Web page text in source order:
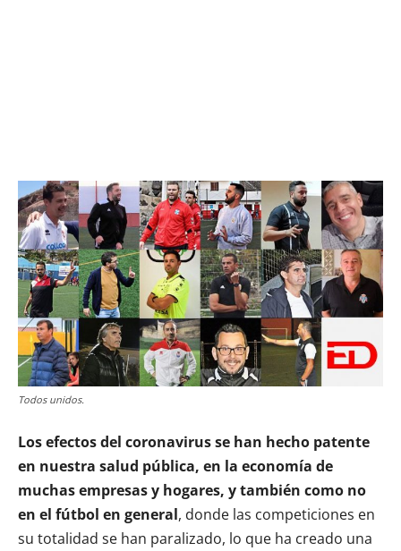
Todos unidos.
Los efectos del coronavirus se han hecho patente
en nuestra salud pública, en la economía de
muchas empresas y hogares, y también como no
en el fútbol en general, donde las competiciones en
su totalidad se han paralizado, lo que ha creado una